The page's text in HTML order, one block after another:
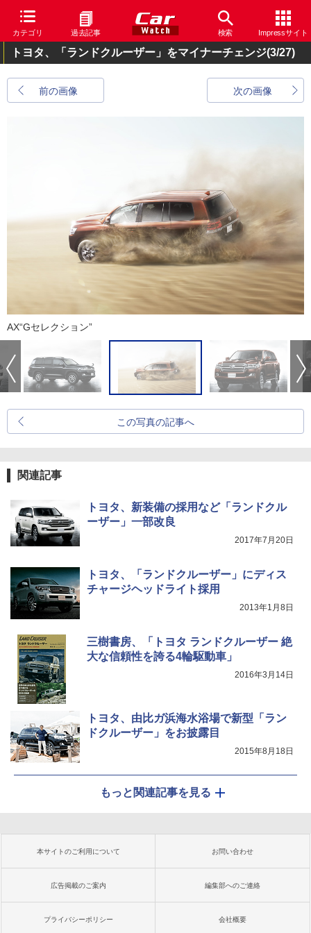
カテゴリ 過去記事 検索 Impressサイト
トヨタ、「ランドクルーザー」をマイナーチェンジ(3/27)
前の画像 次の画像
AX“Gセレクション”
この写真の記事へ
関連記事
トヨタ、新装備の採用など「ランドクル
ーザー」一部改良
2017年7月20日
トヨタ、「ランドクルーザー」にディス
チャージヘッドライト採用
2013年1月8日
三樹書房、「トヨタ ランドクルーザー 絶
大な信頼性を誇る4輪駆動車」
2016年3月14日
トヨタ、由比ガ浜海水浴場で新型「ラン
ドクルーザー」をお披露目
2015年8月18日
もっと関連記事を見る
本サイトのご利用について お問い合わせ
広告掲載のご案内 編集部へのご連絡
プライバシーポリシー 会社概要